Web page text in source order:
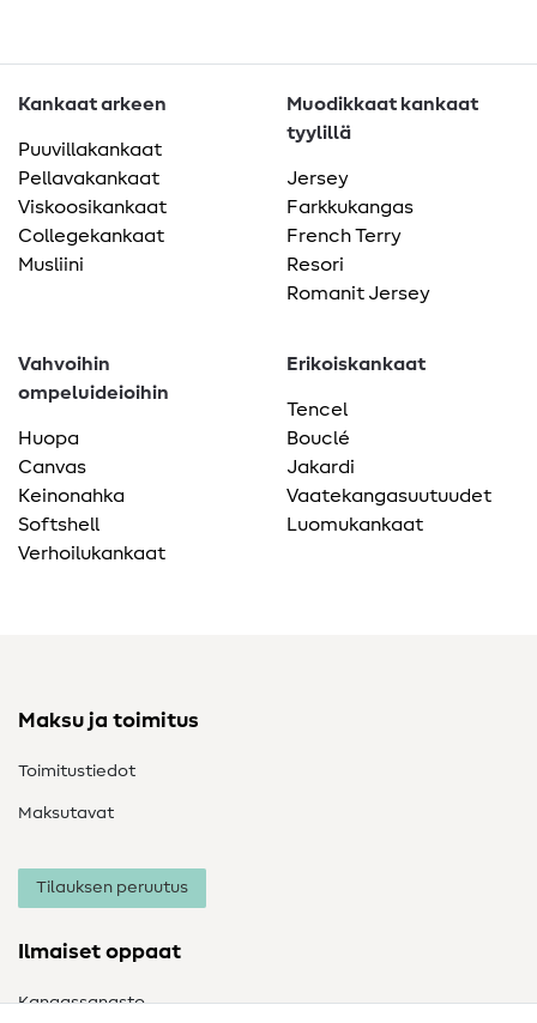
Kankaat arkeen
Puuvillakankaat
Pellavakankaat
Viskoosikankaat
Collegekankaat
Musliini
Muodikkaat kankaat
tyylillä
Jersey
Farkkukangas
French Terry
Resori
Romanit Jersey
Vahvoihin
ompeluideioihin
Huopa
Canvas
Keinonahka
Softshell
Verhoilukankaat
Erikoiskankaat
Tencel
Bouclé
Jakardi
Vaatekangasuutuudet
Luomukankaat
Maksu ja toimitus
Toimitustiedot
Maksutavat
Tilauksen peruutus
Ilmaiset oppaat
Kangassanasto